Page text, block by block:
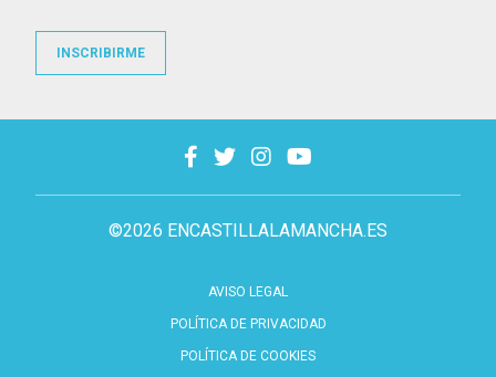
©2026 ENCASTILLALAMANCHA.ES
AVISO LEGAL
POLÍTICA DE PRIVACIDAD
POLÍTICA DE COOKIES
INSCRIBIRME